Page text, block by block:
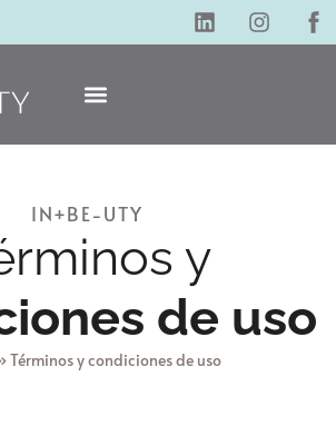
IN+BE-UTY
y
de uso
Términos y condiciones de uso